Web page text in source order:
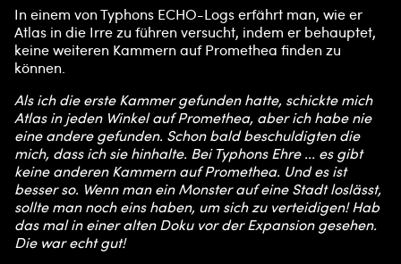
In einem von Typhons ECHO-Logs erfährt man, wie er
Atlas in die Irre zu führen versucht, indem er behauptet,
keine weiteren Kammern auf Promethea finden zu
können.
Als ich die erste Kammer gefunden hatte, schickte mich
Atlas in jeden Winkel auf Promethea, aber ich habe nie
eine andere gefunden. Schon bald beschuldigten die
mich, dass ich sie hinhalte. Bei Typhons Ehre ... es gibt
keine anderen Kammern auf Promethea. Und es ist
besser so. Wenn man ein Monster auf eine Stadt loslässt,
sollte man noch eins haben, um sich zu verteidigen! Hab
das mal in einer alten Doku vor der Expansion gesehen.
Die war echt gut!